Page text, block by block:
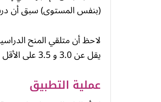
(بنفس المستوى) سبق أن
لاحظ أن متلقي المنح
يقل عن 3.0 و 3.5 على الأقل للحصول على درجة الماجستير.
عملية التطبيق